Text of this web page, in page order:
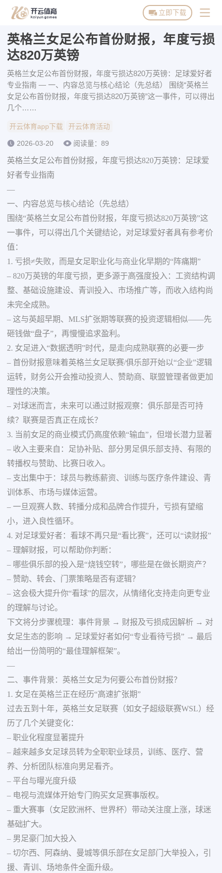
开云体育首页
开云体育活动
立即下载
英格兰女足公布首份财报，年度亏损
达820万英镑
英格兰女足公布首份财报，年度亏损达820万英镑：足球爱好者
专业指南 — 一、内容总览与核心结论（先总结） 围绕“英格兰
女足公布首份财报，年度亏损达820万英镑”这一事件，可以得出
几个……
开云体育app下载 开云体育活动
2026-03-20 阅读量：89
英格兰女足公布首份财报，年度亏损达820万英镑：足球爱
好者专业指南
—
一、内容总览与核心结论（先总结）
围绕“英格兰女足公布首份财报，年度亏损达820万英镑”这
一事件，可以得出几个关键结论，对足球爱好者具有参考价
值：
1. 亏损≠失败，而是女足职业化与商业化早期的“阵痛期”
– 820万英镑的年度亏损，更多源于高强度投入：工资结构调
整、基础设施建设、青训投入、市场推广等，而收入结构尚
未完全成熟。
– 这与英超早期、MLS扩张期等联赛的投资逻辑相似——先
砸钱做“盘子”，再慢慢追求盈利。
2. 女足进入“数据透明”时代，是走向成熟联赛的必要一步
– 首份财报意味着英格兰女足联赛/俱乐部开始以“企业”逻辑
运转，财务公开会推动投资人、赞助商、联盟管理者做更加
理性的决策。
– 对球迷而言，未来可以通过财报观察：俱乐部是否可持
续？联赛是否真正在成长？
3. 当前女足的商业模式仍高度依赖“输血”，但增长潜力显著
– 收入主要来自：足协补贴、部分男足俱乐部支持、有限的
转播权与赞助、比赛日收入。
– 支出集中于：球员与教练薪资、训练与医疗条件建设、青
训体系、市场与媒体运营。
– 一旦观赛人数、转播分成和品牌合作提升，亏损有望缩
小，进入良性循环。
4. 对足球爱好者：看球不再只是“看比赛”，还可以“读财报”
– 理解财报，可以帮助你判断：
– 哪些俱乐部的投入是“烧钱空转”，哪些是在做长期资产？
– 赞助、转会、门票策略是否有逻辑？
– 这会极大提升你“看球”的层次，从情绪化支持走向更专业
的理解与讨论。
下文将分步骤梳理：事件背景 → 财报及亏损成因解析 → 对
女足生态的影响 → 足球爱好者如何“专业看待亏损” → 最后
给出一份简明的“最佳理解框架”。
—
二、事件背景：英格兰女足为何要公布首份财报？
1. 女足在英格兰正在经历“高速扩张期”
过去五到十年，英格兰女足联赛（如女子超级联赛WSL）经
历了几个关键变化：
– 职业化程度显著提升
– 越来越多女足球员转为全职职业球员，训练、医疗、营
养、分析团队标准向男足看齐。
– 平台与曝光度升级
– 电视与流媒体开始专门购买女足赛事版权。
– 重大赛事（女足欧洲杯、世界杯）带动关注度上涨，球迷
基础扩大。
– 男足豪门加大投入
– 切尔西、阿森纳、曼城等俱乐部在女足部门大举投入，引
援、青训、场地条件全面升级。